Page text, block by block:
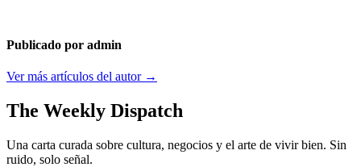
Publicado por admin
Ver más artículos del autor →
The Weekly Dispatch
Una carta curada sobre cultura, negocios y el arte de vivir bien. Sin
ruido, solo señal.